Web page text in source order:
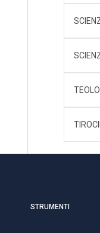
STRUMENTI